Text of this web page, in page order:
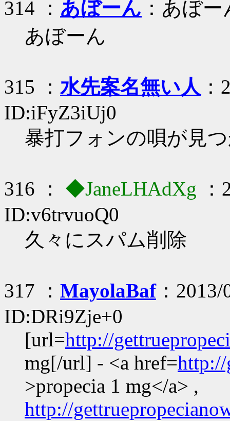
314 ： あぼーん ：あぼー
あぼーん
315 ：水先案名無い人
ID:iFyZ3iUj0
暴打フォンの唄が見
316 ： ◆JaneLHAdXg
ID:v6trvuoQ0
久々にスパム削除
317 ： MayolaBaf：2013/
ID:DRi9Zje+0
[url=http://
mg[/url] - <a href=http://
>propecia 1 mg</a> ,
http://